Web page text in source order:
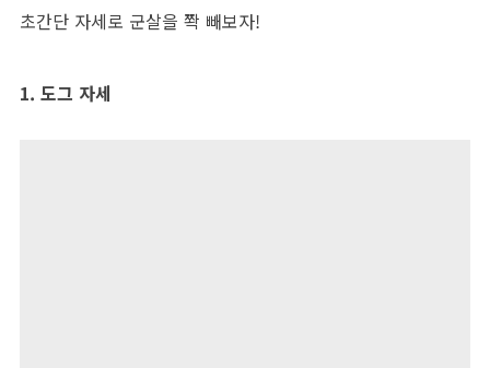
초간단 자세로 군살을 쫙 빼보자!
1. 도그 자세